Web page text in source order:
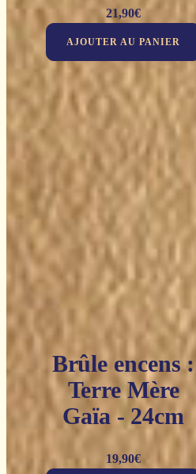
21,90€
AJOUTER AU PANIER
Brûle encens :
Terre Mère
Gaïa - 24cm
19,90€